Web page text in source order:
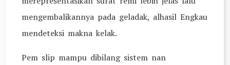
mengembalikannya pada geladak, alhasil Engkau
mendeteksi makna kelak.
Pem slip mampu dibilang sistem nan